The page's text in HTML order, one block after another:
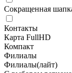
Сокращенная
Контакты
Карта FullHD
Компакт
Филиалы
Филиалы(лайт)